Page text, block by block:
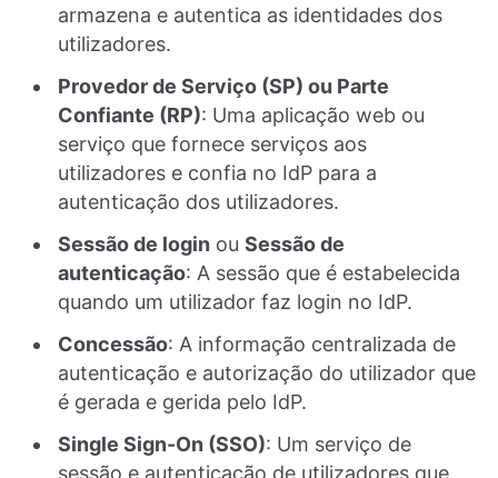
armazena e autentica as identidades dos
utilizadores.
Provedor de Serviço (SP) ou Parte
Confiante (RP): Uma aplicação web ou
serviço que fornece serviços aos
utilizadores e confia no IdP para a
autenticação dos utilizadores.
Sessão de login ou Sessão de
autenticação: A sessão que é estabelecida
quando um utilizador faz login no IdP.
Concessão: A informação centralizada de
autenticação e autorização do utilizador que
é gerada e gerida pelo IdP.
Single Sign-On (SSO): Um serviço de